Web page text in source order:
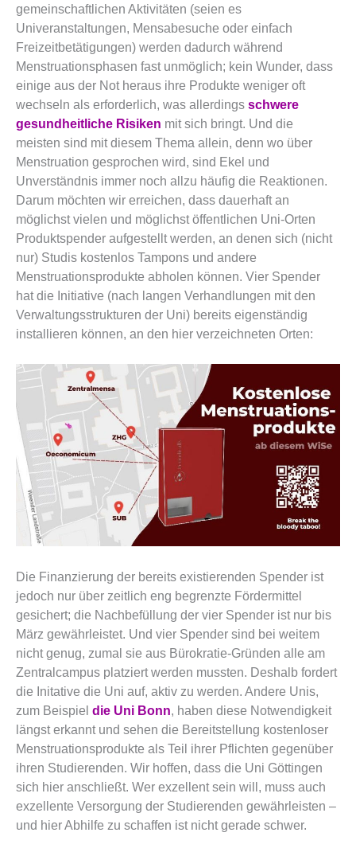
gemeinschaftlichen Aktivitäten (seien es
Univeranstaltungen, Mensabesuche oder einfach
Freizeitbetätigungen) werden dadurch während
Menstruationsphasen fast unmöglich; kein Wunder, dass
einige aus der Not heraus ihre Produkte weniger oft
wechseln als erforderlich, was allerdings schwere
gesundheitliche Risiken mit sich bringt. Und die
meisten sind mit diesem Thema allein, denn wo über
Menstruation gesprochen wird, sind Ekel und
Unverständnis immer noch allzu häufig die Reaktionen.
Darum möchten wir erreichen, dass dauerhaft an
möglichst vielen und möglichst öffentlichen Uni-Orten
Produktspender aufgestellt werden, an denen sich (nicht
nur) Studis kostenlos Tampons und andere
Menstruationsprodukte abholen können. Vier Spender
hat die Initiative (nach langen Verhandlungen mit den
Verwaltungsstrukturen der Uni) bereits eigenständig
installieren können, an den hier verzeichneten Orten:
Die Finanzierung der bereits existierenden Spender ist
jedoch nur über zeitlich eng begrenzte Fördermittel
gesichert; die Nachbefüllung der vier Spender ist nur bis
März gewährleistet. Und vier Spender sind bei weitem
nicht genug, zumal sie aus Bürokratie-Gründen alle am
Zentralcampus platziert werden mussten. Deshalb fordert
die Initative die Uni auf, aktiv zu werden. Andere Unis,
zum Beispiel die Uni Bonn, haben diese Notwendigkeit
längst erkannt und sehen die Bereitstellung kostenloser
Menstruationsprodukte als Teil ihrer Pflichten gegenüber
ihren Studierenden. Wir hoffen, dass die Uni Göttingen
sich hier anschließt. Wer exzellent sein will, muss auch
exzellente Versorgung der Studierenden gewährleisten –
und hier Abhilfe zu schaffen ist nicht gerade schwer.